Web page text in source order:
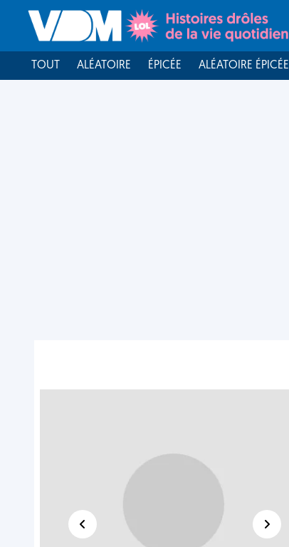
TOUT ALÉATOIRE ÉPICÉE ALÉATOIRE ÉPICÉE